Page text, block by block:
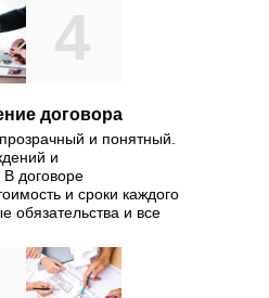
укрепление и развитие
условий.
договора
и понятный.
и
договоре
и сроки каждого
обязательства и все
4